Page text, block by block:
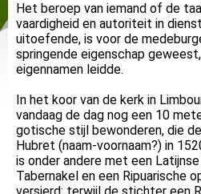
Het beroep van iemand of de
vaardigheid en autoriteit in
uitoefende, is voor de
springende eigenschap
eigennamen leidde.
In het koor van de kerk in
vandaag de dag nog een 10
gotische stijl bewonderen, die
Hubret (naam-voornaam?) in
is onder andere met een
Tabernakel en een Ripuarische